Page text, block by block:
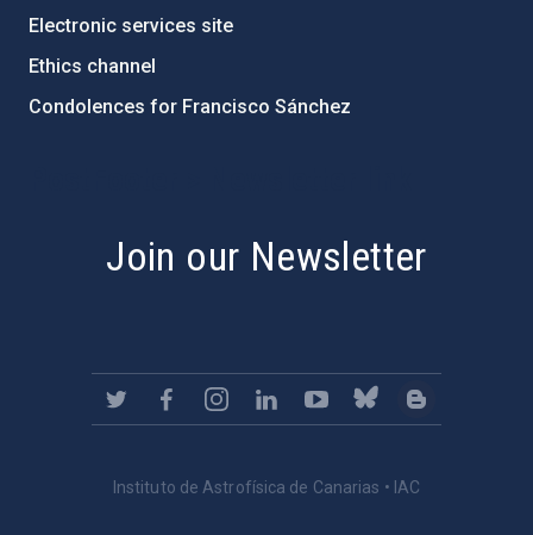
Electronic services site
Ethics channel
Condolences for Francisco Sánchez
Join our Newsletter
Instituto de Astrofísica de Canarias • IAC